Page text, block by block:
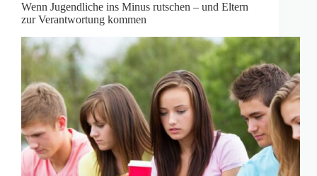
Wenn Jugendliche ins Minus rutschen – und Eltern
zur Verantwortung kommen